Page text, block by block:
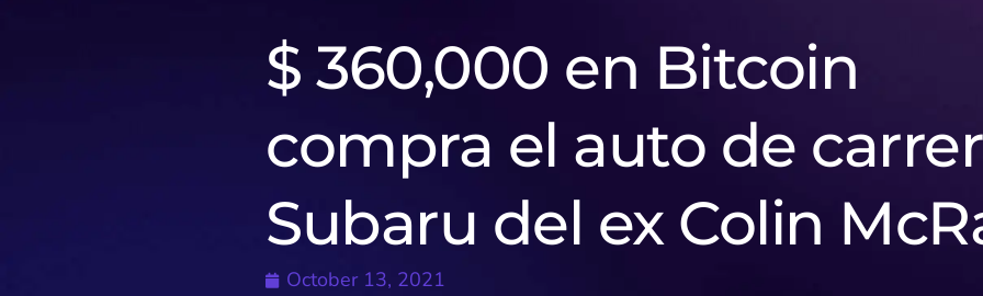
PRO Paradiser
MCP MasterClass
ParadiseFamilyVIP Crypto
ParadiseFamilyVIPs
$ 360,000 en Bitcoin
compra el auto de
Subaru del ex Colin
October 13, 2021